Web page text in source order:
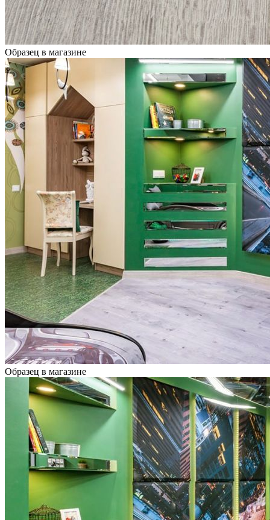
Образец в магазине
Образец в магазине